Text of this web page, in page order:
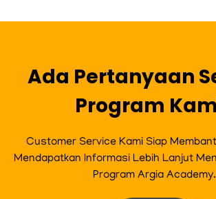
Ada Pertanyaan
Program
Customer Service Kami Siap
Mendapatkan Informasi Lebih Lanjut
Program Argia Academy.